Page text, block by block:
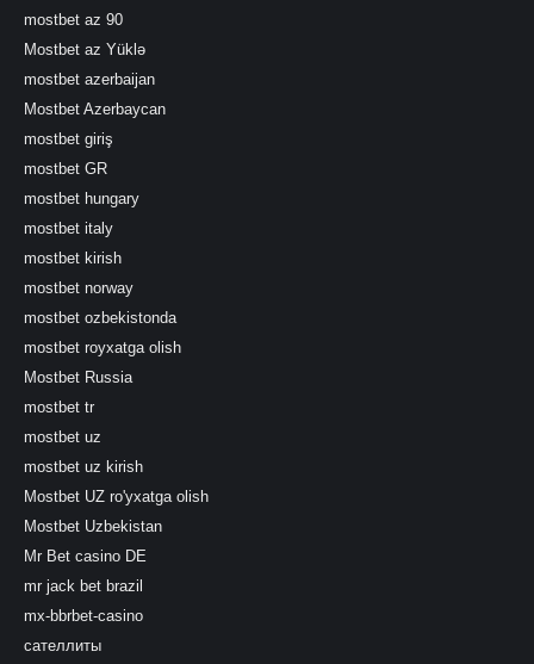
mostbet az 90
Mostbet az Yüklə
mostbet azerbaijan
Mostbet Azerbaycan
mostbet giriş
mostbet GR
mostbet hungary
mostbet italy
mostbet kirish
mostbet norway
mostbet ozbekistonda
mostbet royxatga olish
Mostbet Russia
mostbet tr
mostbet uz
mostbet uz kirish
Mostbet UZ ro'yxatga olish
Mostbet Uzbekistan
Mr Bet casino DE
mr jack bet brazil
mx-bbrbet-casino
сателлиты